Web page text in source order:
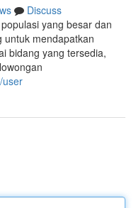
Discuss
yang besar dan
untuk mendapatkan
bidang yang tersedia,
user